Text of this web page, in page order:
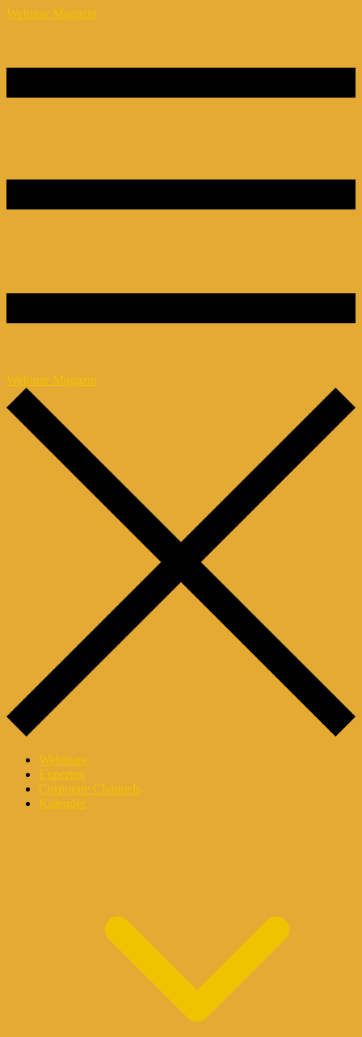
Webinar Magazin
Webinar Magazin
Webinare
Experten
Corporate Channels
Kalender